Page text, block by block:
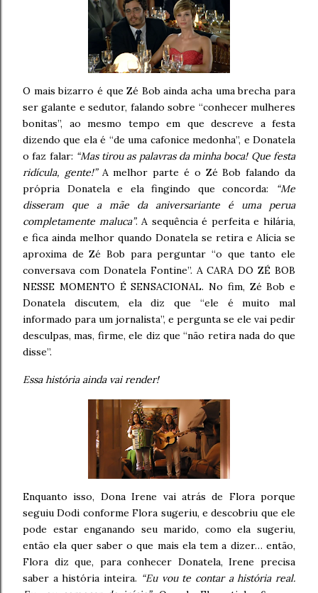
O mais bizarro é que Zé Bob ainda acha uma brecha para
ser galante e sedutor, falando sobre “conhecer mulheres
bonitas”, ao mesmo tempo em que descreve a festa
dizendo que ela é “de uma cafonice medonha”, e Donatela
o faz falar: “Mas tirou as palavras da minha boca! Que festa
ridícula, gente!”A melhor parte é o Zé Bob falando da
própria Donatela e ela fingindo que concorda:
“Me
disseram que a mãe da aniversariante é uma perua
completamente maluca”. A sequência é perfeita e hilária,
e fica ainda melhor quando Donatela se retira e Alícia se
aproxima de Zé Bob para perguntar “o que tanto ele
conversava com Donatela Fontine”. A CARA DO ZÉ BOB
NESSE MOMENTO É SENSACIONAL. No fim, Zé Bob e
Donatela discutem, ela diz que “ele é muito mal
informado para um jornalista”, e pergunta se ele vai pedir
desculpas, mas, firme, ele diz que “não retira nada do que
disse”.
Essa história ainda vai render!
Enquanto isso, Dona Irene vai atrás de Flora porque
seguiu Dodi conforme Flora sugeriu, e descobriu que ele
pode estar enganando seu marido, como ela sugeriu,
então ela quer saber o que mais ela tem a dizer… então,
Flora diz que, para conhecer Donatela, Irene precisa
saber a história inteira. “Eu vou te contar a história real.